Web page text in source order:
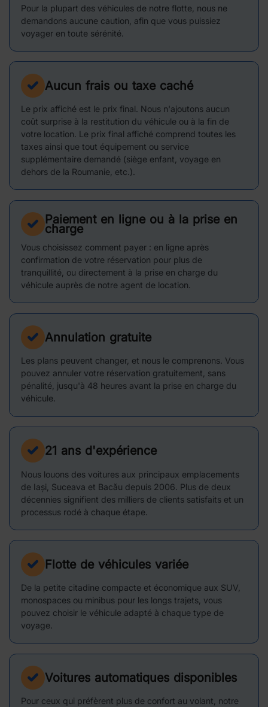
Pour la plupart des véhicules de notre flotte, nous ne
demandons aucune caution, afin que vous puissiez
voyager en toute sérénité.
Aucun frais ou taxe caché
Le prix affiché est le prix final. Nous n'ajoutons aucun
coût surprise à la restitution du véhicule ou à la fin de
votre location. Le prix final affiché comprend toutes les
taxes ainsi que tout équipement ou service
supplémentaire demandé (siège enfant, voyage en
dehors de la Roumanie, etc.).
Paiement en ligne ou à la prise en
charge
Vous choisissez comment payer : en ligne après
confirmation de votre réservation pour plus de
tranquillité, ou directement à la prise en charge du
véhicule auprès de notre agent de location.
Annulation gratuite
Les plans peuvent changer, et nous le comprenons. Vous
pouvez annuler votre réservation gratuitement, sans
pénalité, jusqu'à 48 heures avant la prise en charge du
véhicule.
21 ans d'expérience
Nous louons des voitures aux principaux emplacements
de Iași, Suceava et Bacău depuis 2006. Plus de deux
décennies signifient des milliers de clients satisfaits et un
processus rodé à chaque étape.
Flotte de véhicules variée
De la petite citadine compacte et économique aux SUV,
monospaces ou minibus pour les longs trajets, vous
pouvez choisir le véhicule adapté à chaque type de
voyage.
Voitures automatiques disponibles
Pour ceux qui préfèrent plus de confort au volant, notre